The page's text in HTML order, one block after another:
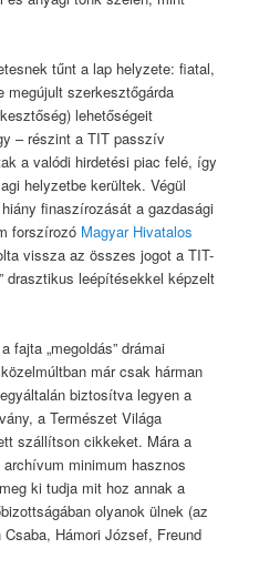
tűnt a lap helyzete: fiatal,
megújult szerkesztőgárda
lehetőségeit
– részint a TIT passzív
a valódi hirdetési piac felé, így
helyzetbe kerültek. Végül
finaszírozását a gazdasági
forszírozó Magyar Hivatalos
vissza az összes jogot a TIT-
drasztikus leépítésekkel képzelt
fajta „megoldás” drámai
már csak hárman
biztosítva legyen a
a Természet Világa
szállítson cikkeket. Mára a
minimum hasznos
ki tudja mit hoz annak a
olyanok ülnek (az
Hámori József, Freund